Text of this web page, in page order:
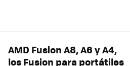
AMD Fusion A8, A6 y A4,
los Fusion para portátiles